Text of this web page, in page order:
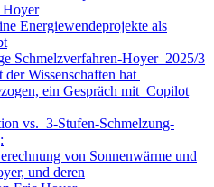
Hoyer
Energiewendeprojekte als
Schmelzverfahren-Hoyer 2025/3
Wissenschaften hat
ein Gespräch mit Copilot
vs. 3-Stufen-Schmelzung-
von Sonnenwärme und
und deren